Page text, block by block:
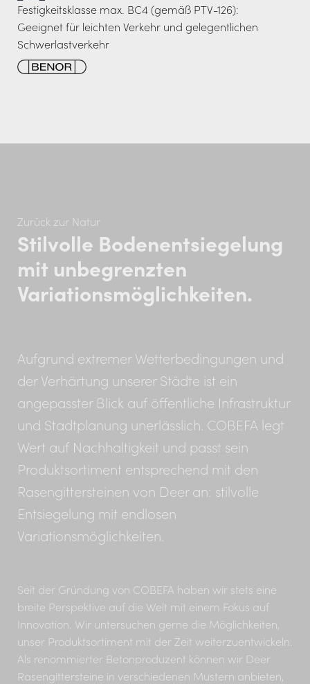
Festigkeitsklasse max. BC4 (gemäß PTV-126):
Geeignet für leichten Verkehr und gelegentlichen
Schwerlastverkehr
Zurück zur Natur
Stilvolle Bodenentsiegelung
mit unbegrenzten
Variationsmöglichkeiten.
Aufgrund extremer Wetterbedingungen und
der Verhärtung unserer Städte ist ein
angepasster Blick auf öffentliche Infrastruktur
und Stadtplanung unerlässlich. COBEFA legt
Wert auf Nachhaltigkeit und passt sein
Produktsortiment entsprechend mit den
Rasengittersteinen von Deer an: stilvolle
Entsiegelung mit endlosen
Variationsmöglichkeiten.
Seit der Gründung von COBEFA haben wir stets eine
breite Perspektive auf die Welt mit einem Fokus auf
Innovation. Wir untersuchen gerne die Möglichkeiten,
unser Produktsortiment mit der Zeit weiterzuentwickeln.
Als renommierter Betonproduzent können wir Deer
Rasengittersteine in verschiedenen Mustern anbieten,